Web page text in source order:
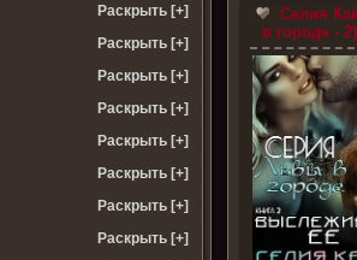
Раскрыть [+]
Раскрыть [+]
Раскрыть [+]
Раскрыть [+]
Раскрыть [+]
Раскрыть [+]
Раскрыть [+]
Раскрыть [+]
Селия
в городе - 2)